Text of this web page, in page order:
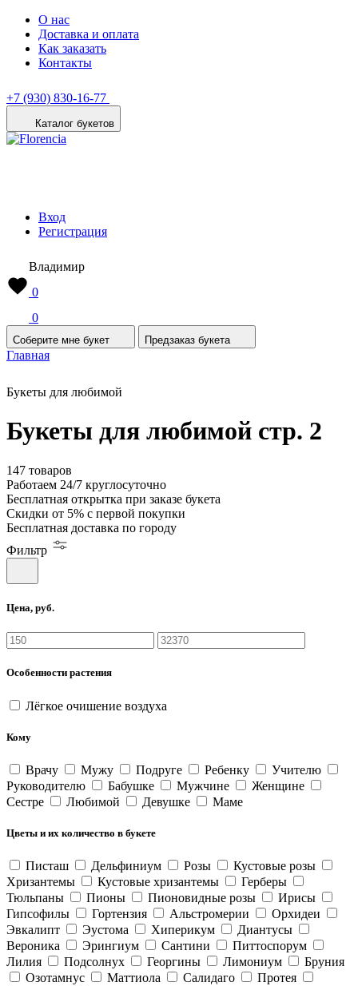
О нас
Доставка и оплата
Как заказать
Контакты
+7 (930) 830-16-77
Каталог букетов
Вход
Регистрация
Владимир
0
0
Соберите мне букет Предзаказ букета
Главная
Букеты для любимой
Букеты для любимой стр. 2
147 товаров
Работаем 24/7 круглосуточно
Бесплатная открытка при заказе букета
Скидки от 5% с первой покупки
Бесплатная доставка по городу
Фильтр
Цена, руб.
Особенности растения
Лёгкое очишение воздуха
Кому
Врачу Мужу Подруге Ребенку
Учителю
Руководителю
Бабушке Мужчине
Женщине
Сестре
Любимой Девушке Маме
Цветы и их количество в букете
Писташ Дельфиниум Розы
Кустовые розы
Хризантемы
Кустовые хризантемы
Герберы
Тюльпаны
Пионы Пионовидные розы
Ирисы
Гипсофилы
Гортензия Альстромерии
Орхидеи
Эвкалипт
Эустома Хиперикум
Диантусы
Вероника
Эрингиум Сантини
Питтоспорум
Лилия
Подсолнух Георгины Лимониум
Бруния
Озотамнус
Маттиола Салидаго
Протея